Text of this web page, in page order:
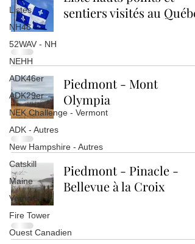
Listes
NH48
52WAV - NH
NEHH
ADK46er
ADK29er
NEK Challenge - Vermont
ADK - Autres
New Hampshire - Autres
Catskill
Maine
Vermont
Fire Tower
Ouest Canadien
sentiers visités au
Piedmont - Mont
Olympia
Piedmont - Pinacle -
Bellevue à la Croix